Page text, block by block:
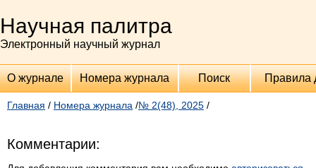
Научная палитра
Электронный научный журнал
О журнале Номера журнала Поиск Правила
Главная / Номера журнала /№ 2(48), 2025 /
Комментарии: